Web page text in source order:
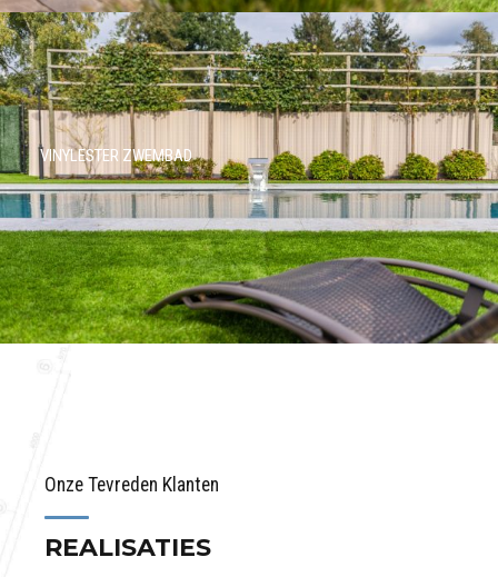
VINYLESTER ZWEMBAD
Onze Tevreden Klanten
REALISATIES